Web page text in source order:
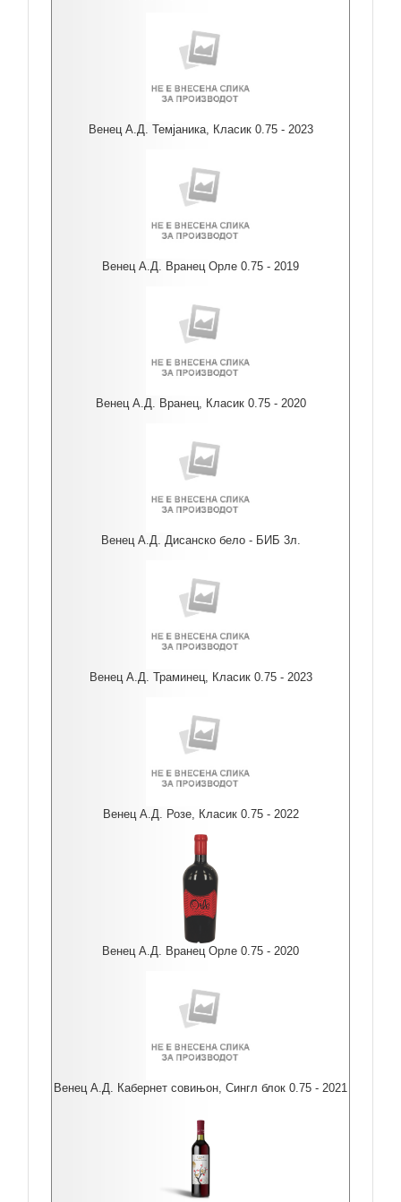
Венец А.Д. Темјаника, Класик 0.75 - 2023
Венец А.Д. Вранец Орле 0.75 - 2019
Венец А.Д. Вранец, Класик 0.75 - 2020
Венец А.Д. Дисанско бело - БИБ 3л.
Венец А.Д. Траминец, Класик 0.75 - 2023
Венец А.Д. Розе, Класик 0.75 - 2022
Венец А.Д. Вранец Орле 0.75 - 2020
Венец А.Д. Кабернет совињон, Сингл блок 0.75 - 2021